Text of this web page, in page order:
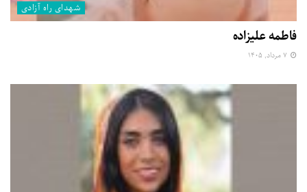
شهدای راه آزادی
فاطمه علیزاده